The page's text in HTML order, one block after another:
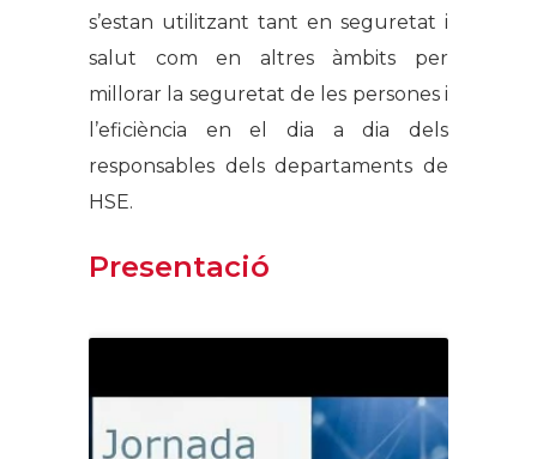
s’estan utilitzant tant en seguretat i
salut com en altres àmbits per
millorar la seguretat de les persones i
l’eficiència en el dia a dia dels
responsables dels departaments de
HSE.
Presentació